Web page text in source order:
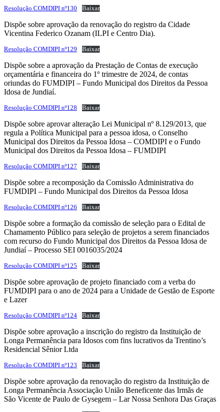
Resolução COMDIPI nº130 Baixar
Dispõe sobre aprovação da renovação do registro da Cidade
Vicentina Federico Ozanam (ILPI e Centro Dia).
Resolução COMDIPI nº129 Baixar
Dispõe sobre a aprovação da Prestação de Contas de execução
orçamentária e financeira do 1º trimestre de 2024, de contas
oriundas do FUMDIPI – Fundo Municipal dos Direitos da Pessoa
Idosa de Jundiaí.
Resolução COMDIPI nº128 Baixar
Dispõe sobre aprovar alteração Lei Municipal nº 8.129/2013, que
regula a Política Municipal para a pessoa idosa, o Conselho
Municipal dos Direitos da Pessoa Idosa – COMDIPI e o Fundo
Municipal dos Direitos da Pessoa Idosa – FUMDIPI
Resolução COMDIPI nº127 Baixar
Dispõe sobre a recomposição da Comissão Administrativa do
FUMDIPI – Fundo Municipal dos Direitos da Pessoa Idosa
Resolução COMDIPI nº126 Baixar
Dispõe sobre a formação da comissão de seleção para o Edital de
Chamamento Público para seleção de projetos a serem financiados
com recurso do Fundo Municipal dos Direitos da Pessoa Idosa de
Jundiaí – Processo SEI 0016035/2024
Resolução COMDIPI nº125 Baixar
Dispõe sobre aprovação de projeto financiado com a verba do
FUMDIPI para o ano de 2024 para a Unidade de Gestão de Esporte
e Lazer
Resolução COMDIPI nº124 Baixar
Dispõe sobre aprovação a inscrição do registro da Instituição de
Longa Permanência para Idosos com fins lucrativos da Trentino’s
Residencial Sênior Ltda
Resolução COMDIPI nº123 Baixar
Dispõe sobre aprovação da renovação do registro da Instituição de
Longa Permanência Associação União Beneficente das Irmãs de
São Vicente de Paulo de Gysegem – Lar Nossa Senhora Das Graças